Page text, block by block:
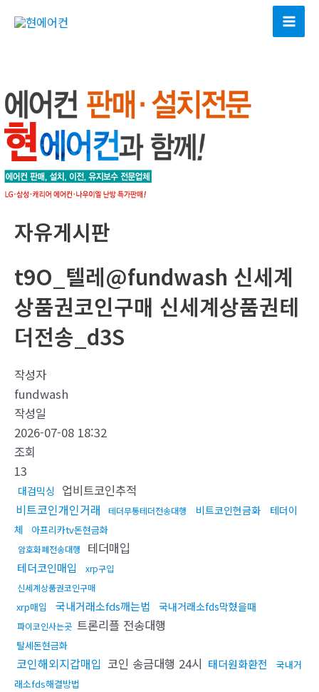
너
뛰
기
Main
자유게시판
t9O_텔레@fundwash 신세계
상품권코인구매 신세계상품권테
더전송_d3S
작성자
fundwash
작성일
2026-07-08 18:32
조회
13
대검믹싱 업비트코인추적
비트코인개인거래
테더무통테더전송대행 비트코인현금화
테더이
체
아프리카tv돈현금화
암호화폐전송대행 테더매입
테더코인매입
xrp구입
신세계상품권코인구매
xrp매입 국내거래소fds깨는법 국내거래소fds막혔을때
파이코인사는곳 트론리플 전송대행
탈세돈현금화
코인해외지갑매입 코인 송금대행 24시 태더원화환전
국내거
래소fds해결방법